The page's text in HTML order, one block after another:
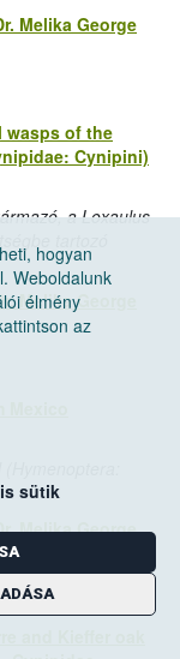
Melika George
wasps of the
Cynipini)
a Loxaulus
Melika George
Melika George
hogyan
Weboldalunk
élmény
az
sütik